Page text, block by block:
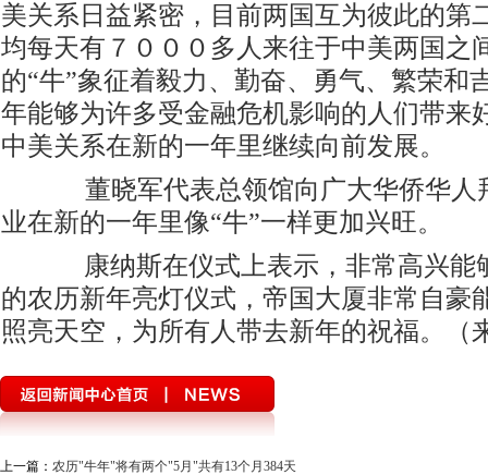
美关系日益紧密，目前两国互为彼此的第
均每天有７０００多人来往于中美两国之
的“牛”象征着毅力、勤奋、勇气、繁荣和
年能够为许多受金融危机影响的人们带来
中美关系在新的一年里继续向前发展。
董晓军代表总领馆向广大华侨华人
业在新的一年里像“牛”一样更加兴旺。
康纳斯在仪式上表示，非常高兴能
的农历新年亮灯仪式，帝国大厦非常自豪
照亮天空，为所有人带去新年的祝福。（
上一篇： 农历"牛年"将有两个"5月"共有13个月384天